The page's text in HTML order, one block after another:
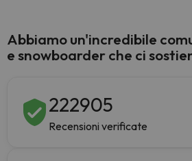
Abbiamo un'incredibile
e snowboarder che ci
222905
Recensioni verificate